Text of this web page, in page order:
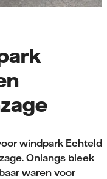
windpark Echteld
Onlangs bleek
waren voor